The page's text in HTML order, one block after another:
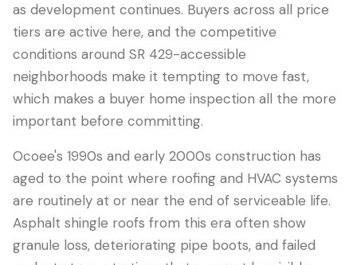
407-205-7228
Agendar Inspección
as development continues. Buyers across all price
tiers are active here, and the competitive
conditions around SR 429-accessible
neighborhoods make it tempting to move fast,
which makes a buyer home inspection all the more
important before committing.
Ocoee's 1990s and early 2000s construction has
aged to the point where roofing and HVAC systems
are routinely at or near the end of serviceable life.
Asphalt shingle roofs from this era often show
granule loss, deteriorating pipe boots, and failed